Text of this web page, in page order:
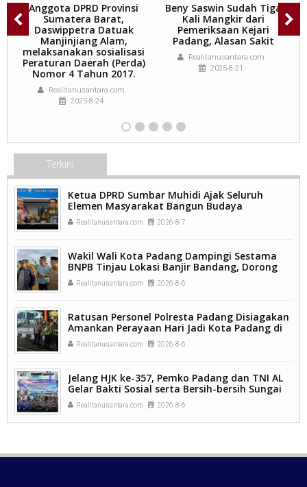
Anggota DPRD Provinsi
Sumatera Barat,
Daswippetra Datuak
Manjinjiang Alam,
melaksanakan sosialisasi
Peraturan Daerah (Perda)
Nomor 4 Tahun 2017.
Realitanusantara.com
2025-8-24
Beny Saswin Sudah Tiga
Kali Mangkir dari
Pemeriksaan Kejari
Padang, Alasan Sakit
Realitanusantara.com
2025-8-21
Terkini
Ketua DPRD Sumbar Muhidi Ajak Seluruh
Elemen Masyarakat Bangun Budaya
Kewaspadaan Dini Demi Menjaga Kamtibmas.
Realitanusantara.com 2026-8-7
Wakil Wali Kota Padang Dampingi Sestama
BNPB Tinjau Lokasi Banjir Bandang, Dorong
Percepatan Penanganan Pascabencana.
Realitanusantara.com 2026-8-6
Ratusan Personel Polresta Padang Disiagakan
Amankan Perayaan Hari Jadi Kota Padang di
Kawasan Pantai Padang.
Realitanusantara.com 2026-8-6
Jelang HJK ke-357, Pemko Padang dan TNI AL
Gelar Bakti Sosial serta Bersih-bersih Sungai
Batang Arau.
Realitanusantara.com 2026-8-6